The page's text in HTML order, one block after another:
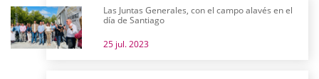
Las Juntas Generales, con el campo alavés en el
día de Santiago
25 jul. 2023